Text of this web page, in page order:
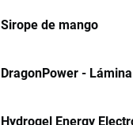
Sirope de mango
DragonPower -
Hydrogel Energy